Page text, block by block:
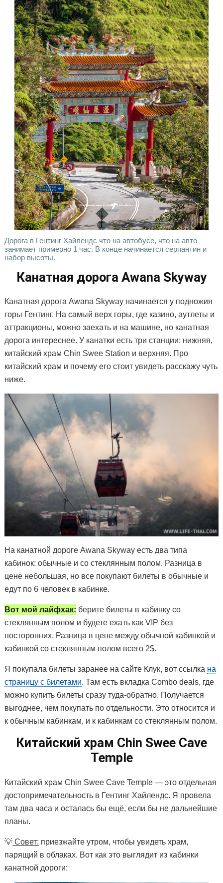
Дорога в Гентинг Хайлендс что на автобусе, что на авто
занимает примерно 1 час. В конце начинается серпантин и
набор высоты.
Канатная дорога Awana Skyway
Канатная дорога Awana Skyway начинается у подножия
горы Гентинг. На самый верх горы, где казино, аутлеты и
аттракционы, можно заехать и на машине, но канатная
дорога интереснее. У канатки есть три станции: нижняя,
китайский храм Chin Swee Station и верхняя. Про
китайский храм и почему его стоит увидеть расскажу чуть
ниже.
На канатной дороге Awana Skyway есть два типа
кабинок: обычные и со стеклянным полом. Разница в
цене небольшая, но все покупают билеты в обычные и
едут по 6 человек в кабинке.
Вот мой лайфхак: берите билеты в кабинку со
стеклянным полом и будете ехать как VIP без
посторонних. Разница в цене между обычной кабинкой и
кабинкой со стеклянным полом всего 2$.
Я покупала билеты заранее на сайте Клук, вот ссылка на
страницу с билетами. Там есть вкладка Combo deals, где
можно купить билеты сразу туда-обратно. Получается
выгоднее, чем покупать по отдельности. Это относится и
к обычным кабинкам, и к кабинкам со стеклянным полом.
Китайский храм Chin Swee Cave
Temple
Китайский храм Chin Swee Cave Temple — это отдельная
достопримечательность в Гентинг Хайлендс. Я провела
там два часа и осталась бы ещё, если бы не дальнейшие
планы.
💡Совет: приезжайте утром, чтобы увидеть храм,
парящий в облаках. Вот как это выглядит из кабинки
канатной дороги: